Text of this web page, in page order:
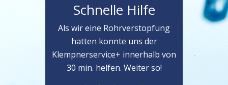
Schnelle Hilfe
Als wir eine Rohrverstopfung
hatten konnte uns der
Klempnerservice+ innerhalb von
30 min. helfen. Weiter so!